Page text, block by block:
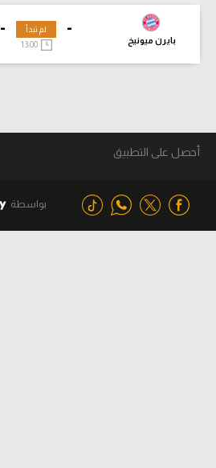
-
بايرن ميونيخ
- لم تبدأ
13:00
أحصل على التطبيق
بواسطة